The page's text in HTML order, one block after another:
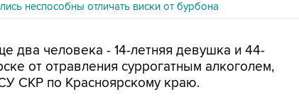
неспособны отличать виски от бурбона
два человека - 14-летняя девушка и 44-
от отравления суррогатным алкоголем,
СКР по Красноярскому краю.